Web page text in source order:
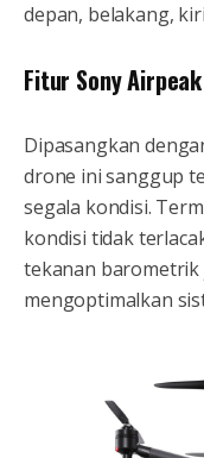
depan, belakang,
Fitur Sony Airpeak
Dipasangkan
drone ini sanggup
segala kondisi.
kondisi tidak
tekanan barometrik
mengoptimalkan